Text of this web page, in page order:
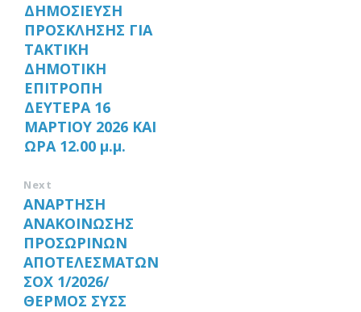
ΔΗΜΟΣΙΕΥΣΗ
ΠΡΟΣΚΛΗΣΗΣ ΓΙΑ
ΤΑΚΤΙΚΗ
ΔΗΜΟΤΙΚΗ
ΕΠΙΤΡΟΠΗ
ΔΕΥΤΕΡΑ 16
MΑΡΤΙΟΥ 2026 ΚΑΙ
ΩΡΑ 12.00 μ.μ.
Next
ΑΝΑΡΤΗΣΗ
ΑΝΑΚΟΙΝΩΣΗΣ
ΠΡΟΣΩΡΙΝΩΝ
ΑΠΟΤΕΛΕΣΜΑΤΩΝ
ΣΟΧ 1/2026/
ΘΕΡΜΟΣ ΣΥΣΣ